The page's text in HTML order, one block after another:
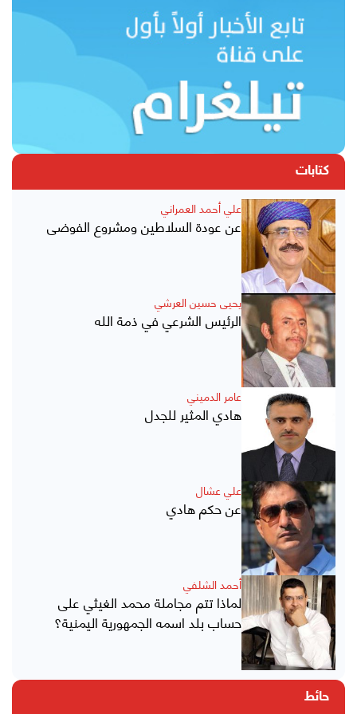
كتابات
علي أحمد العمراني
عن عودة السلاطين ومشروع الفوضى
يحيى حسين العرشي
الرئيس الشرعي في ذمة الله
عامر الدميني
هادي المثير للجدل
علي عشال
عن حكم هادي
أحمد الشلفي
لماذا تتم مجاملة محمد الغيثي على
حساب بلد اسمه الجمهورية اليمنية؟
حائط